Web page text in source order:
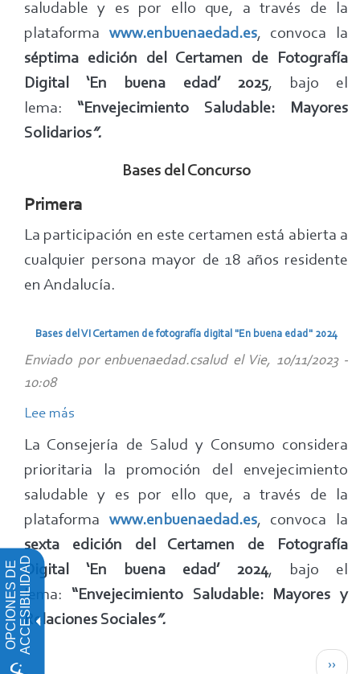
OPCIONES DEACCESIBILIDAD
fotografía
digital
“Envejecimiento
Saludable:
Mayores
Solidarios”
saludable y es por ello que, a través de la
plataforma www.enbuenaedad.es, convoca la
séptima edición del Certamen de Fotografía
Digital ‘En buena edad’ 2025, bajo el
lema: “Envejecimiento Saludable: Mayores
Solidarios”.
Bases del Concurso
Primera
La participación en este certamen está abierta a
cualquier persona mayor de 18 años residente
en Andalucía.
Bases del VI Certamen de fotografía digital "En buena edad" 2024
Enviado por enbuenaedad.csaludel Vie, 10/11/2023 -
10:08
Lee más
Bases
Certamen
de
fotografía
digital
"En
buena
La Consejería de Salud y Consumo considera
prioritaria la promoción del envejecimiento
saludable y es por ello que, a través de la
plataforma www.enbuenaedad.es, convoca la
sexta edición del Certamen de Fotografía
Digital ‘En buena edad’ 2024, bajo el
lema: “Envejecimiento Saludable: Mayores y
Relaciones Sociales”.
Paginación
››